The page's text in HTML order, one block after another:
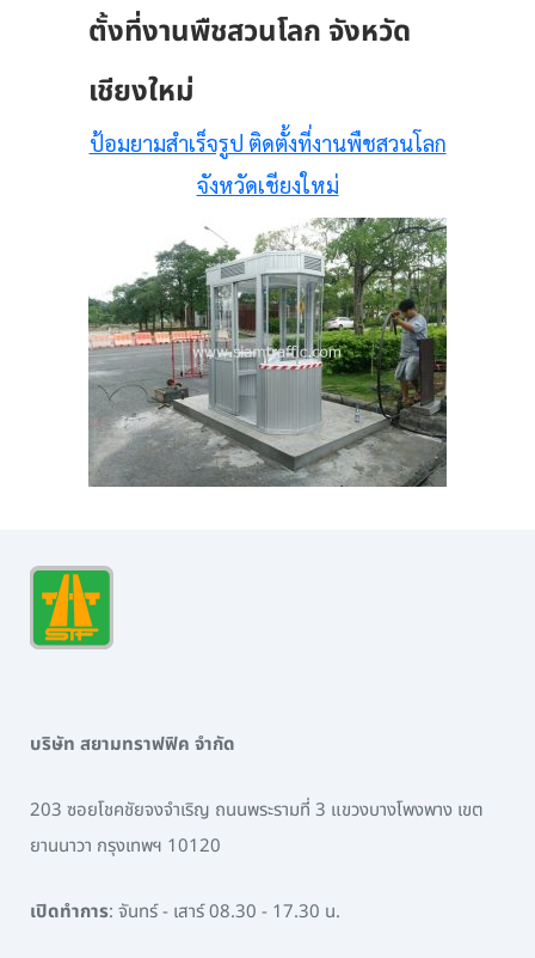
ตั้งที่งานพืชสวนโลก จังหวัด
เชียงใหม่
ป้อมยามสําเร็จรูป ติดตั้งที่งานพืชสวนโลก
จังหวัดเชียงใหม่
บริษัท สยามทราฟฟิค จำกัด
203 ซอยโชคชัยจงจำเริญ ถนนพระรามที่ 3 แขวงบางโพงพาง เขต
ยานนาวา กรุงเทพฯ 10120
เปิดทำการ: จันทร์ - เสาร์ 08.30 - 17.30 น.